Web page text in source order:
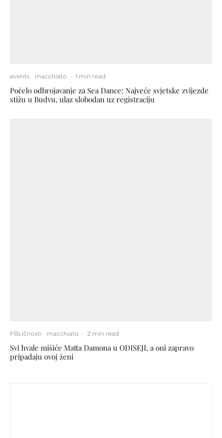
events macchiato · 1 min read
Počelo odbrojavanje za Sea Dance: Najveće svjetske zvijezde
stižu u Budvu, ulaz slobodan uz registraciju
FBLičnosti macchiato · 2 min read
Svi hvale mišiće Matta Damona u ODISEJI, a oni zapravo
pripadaju ovoj ženi